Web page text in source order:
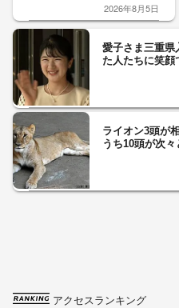
2026年8月5日
愛子さま三重
た人たちに笑
ライオン3頭
うち10頭が次
アクセスランキング